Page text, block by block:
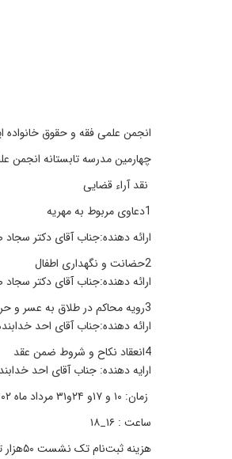
انجمن علمی فقه و حقوق خانواده
چهارمین مدرسه تابستانه انجمن
نقد آراء قضایی
1دعاوی مربوط به مهریه
ارائه دهنده:جناب آقای دکتر سجاد صفری
2حضانت و نگهداری اطفال
ارائه دهنده:جناب آقای دکتر سجاد صفری
3رویه محاکم در طلاق به عسر و حرج
ارائه دهنده:جناب آقای احد خدابنده لو
4انعقاد نکاح و شروط ضمن عقد
ارایه دهنده: جناب آقای احد خدابنده لو
زمان: ۱۰ و ۱۷و ۲۴و۳۱ مرداد ماه ۱۴۰۲ ( سه شنبه ها )
ساعت : ۱۶_۱۸
هزینه ثبت‌نام تک نشست ۵۰هزار تومان